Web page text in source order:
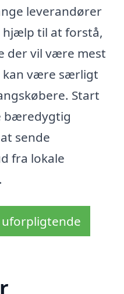
leverandører
til at forstå,
der vil være mest
kan være særligt
Start
bæredygtig
sende
fra lokale
uforpligtende